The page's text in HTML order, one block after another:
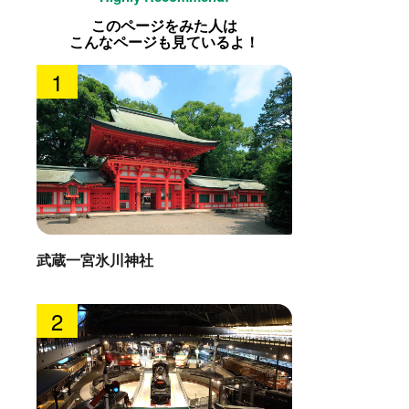
このページをみた人は
こんなページも見ているよ！
武蔵一宮氷川神社
1
2